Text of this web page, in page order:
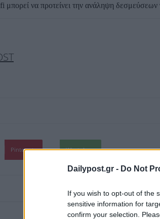
Dailypost.gr - Do Not
If you wish to opt-out of the
sensitive information for
confirm your selection.
μπορεί να προτείνει την ανάληψη
Pinterest WhatsApp